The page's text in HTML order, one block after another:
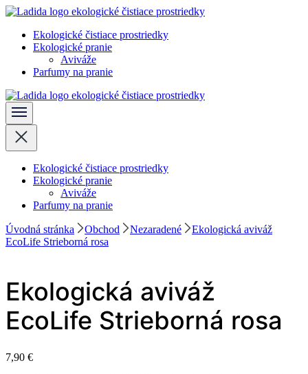
Skočiť
obsah
(stlačte
Ladida
Ekologické čistiace prostriedky
Ekologické pranie
Aviváže
Parfumy na pranie
Ladida
Ekologické čistiace prostriedky
Ekologické pranie
Aviváže
Parfumy na pranie
Úvodná stránka Obchod Nezaradené
Ekologická aviváž
EcoLife Strieborná rosa
Ekologická aviváž
EcoLife Strieborná rosa
7,90 €